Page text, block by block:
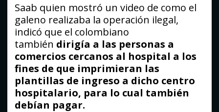
Saab quien mostró un video de como el
galeno realizaba la operación ilegal,
indicó que el colombiano
también dirigía a las personas a
comercios cercanos al hospital a los
fines de que imprimieran las
plantillas de ingreso a dicho centro
hospitalario, para lo cual también
debían pagar.